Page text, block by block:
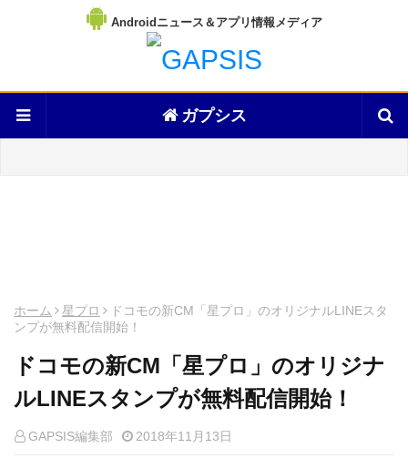
Androidニュース＆アプリ情報メディア
ガプシス
ホーム 星プロ
ドコモの新CM「星プロ」のオリジナルLINEスタ
ンプが無料配信開始！
ドコモの新CM「星プロ」のオリジナ
ルLINEスタンプが無料配信開始！
GAPSIS編集部 2018年11月13日